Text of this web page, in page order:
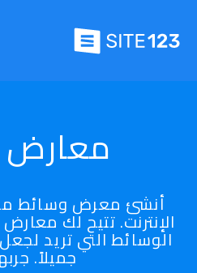
معارض
أنشئ معرض وسائط
الوسائط التي تريد
جميلاً.